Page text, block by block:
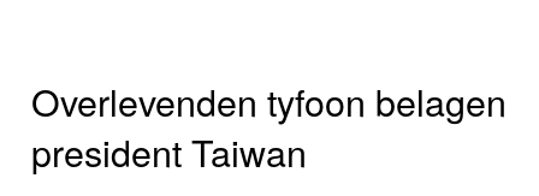
Overlevenden tyfoon belagen
president Taiwan